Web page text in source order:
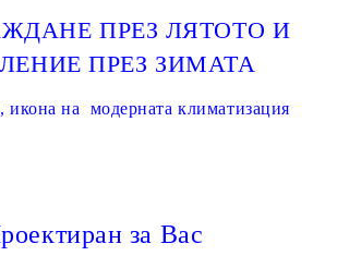
ПРЕЗ ЛЯТОТО И
ПРЕЗ ЗИМАТА
икона на модерната климатизация
за Вас